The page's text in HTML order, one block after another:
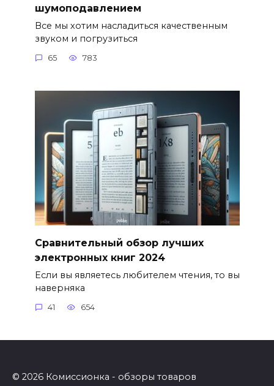
шумоподавлением
Все мы хотим насладиться качественным
звуком и погрузиться
65 783
Сравнительный обзор лучших
электронных книг 2024
Если вы являетесь любителем чтения, то вы
наверняка
41 654
© 2026 Комиссионка - обзоры товаров